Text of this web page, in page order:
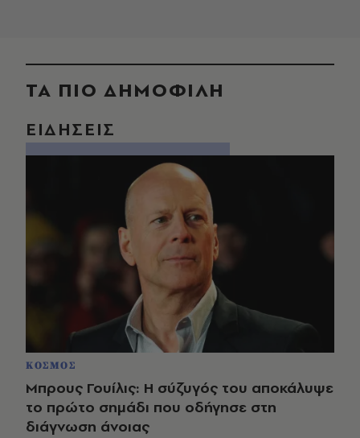
ΤΑ ΠΙΟ ΔΗΜΟΦΙΛΗ
ΕΙΔΗΣΕΙΣ
ΚΟΣΜΟΣ
Μπρους Γουίλις: Η σύζυγός του αποκάλυψε
το πρώτο σημάδι που οδήγησε στη
διάγνωση άνοιας